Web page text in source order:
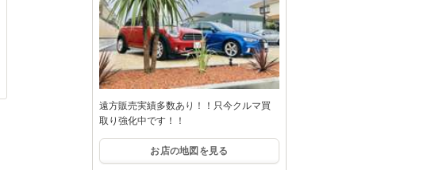
遠方販売実績多数あり！！只今クルマ買
取り強化中です！！
お店の地図を見る